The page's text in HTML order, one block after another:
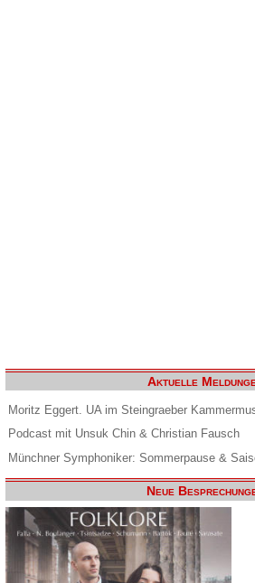
Aktuelle
Moritz Eggert. UA im Steingraeber
Podcast mit Unsuk Chin & Christian Fausch
Münchner Symphoniker: Sommerpause &
Neue